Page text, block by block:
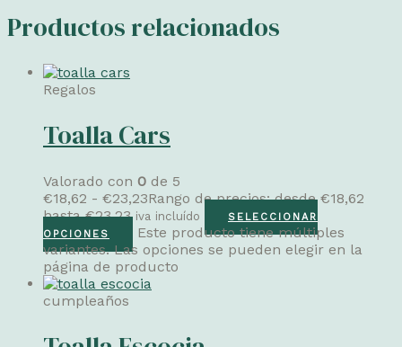
Productos relacionados
Regalos
Toalla Cars
Valorado con 0 de 5
€18,62 - €23,23Rango de precios: desde €18,62
hasta €23,23 iva incluído
SELECCIONAR
OPCIONES
Este producto tiene múltiples
variantes. Las opciones se pueden elegir en la
página de producto
cumpleaños